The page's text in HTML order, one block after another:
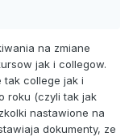
na zmiane
jak i collegow.
tak college jak i
roku (czyli tak jak
nastawione na
dokumenty, ze